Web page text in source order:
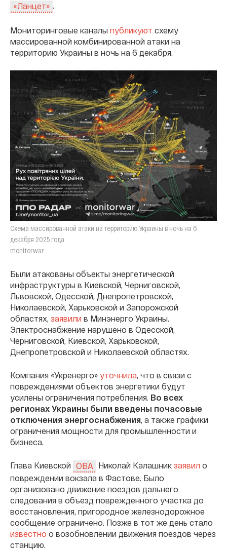
«Ланцет» .
Мониторинговые каналы публикуют схему
массированной комбинированной атаки на
территорию Украины в ночь на 6 декабря.
Схема массированной атаки на территорию Украины в ночь на 6
декабря 2025 года
monitorwar
Были атакованы объекты энергетической
инфраструктуры в Киевской, Черниговской,
Львовской, Одесской, Днепропетровской,
Николаевской, Харьковской и Запорожской
областях, заявили в Минэнерго Украины.
Электроснабжение нарушено в Одесской,
Черниговской, Киевской, Харьковской,
Днепропетровской и Николаевской областях.
Компания «Укренерго» уточнила, что в связи с
повреждениями объектов энергетики будут
усилены ограничения потребления. Во всех
регионах Украины были введены почасовые
отключения энергоснабжения, а также графики
ограничения мощности для промышленности и
бизнеса.
Глава Киевской ОВА Николай Калашник заявил о
повреждении вокзала в Фастове. Было
организовано движение поездов дальнего
следования в объезд поврежденного участка до
восстановления, пригородное железнодорожное
сообщение ограничено. Позже в тот же день стало
известно о возобновлении движения поездов через
станцию.